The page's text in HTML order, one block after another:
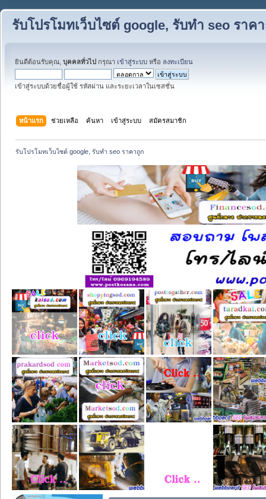
รับโปรโมทเว็บไซต์ google, รับทำ seo ราค
ยินดีต้อนรับคุณ, บุคคลทั่วไป กรุณา เข้าสู่ระบบ หรือ ลงทะเบียน
เข้าสู่ระบบด้วยชื่อผู้ใช้ รหัสผ่าน และระยะเวลาในเซสชั่น
หน้าแรก ช่วยเหลือ ค้นหา เข้าสู่ระบบ สมัครสมาชิก
รับโปรโมทเว็บไซต์ google, รับทำ seo ราคาถูก